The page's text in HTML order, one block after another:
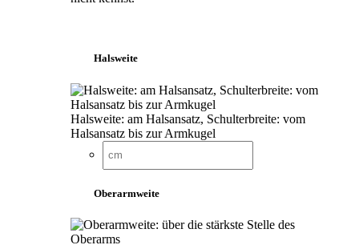
Halsweite
Halsweite: am Halsansatz, Schulterbreite: vom
Halsansatz bis zur Armkugel
Oberarmweite